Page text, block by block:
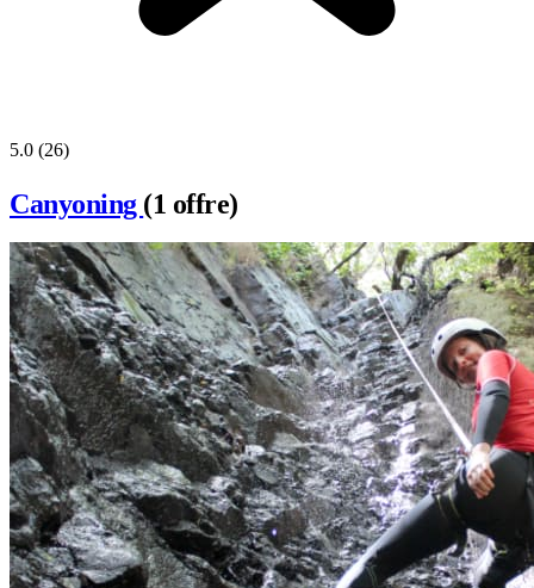
5.0 (26)
Canyoning (1 offre)